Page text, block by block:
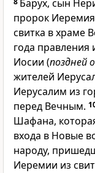
Барух, сын
пророк
свитка в храме
года правления
Иосии (поздней
жителей
Иерусалим из
перед Вечным.
Шафана,
входа в Новые
народу,
Иеремии из